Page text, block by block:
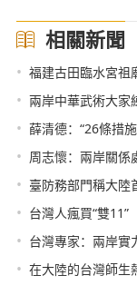
相關新聞
• 福建古田臨水宮祖
• 兩岸中華武術大家
• 薛清德：“26條措
• 周志懷：兩岸關係
• 臺防務部門稱大陸
• 台灣人瘋買“雙11”
• 台灣專家：兩岸實
• 在大陸的台灣師生